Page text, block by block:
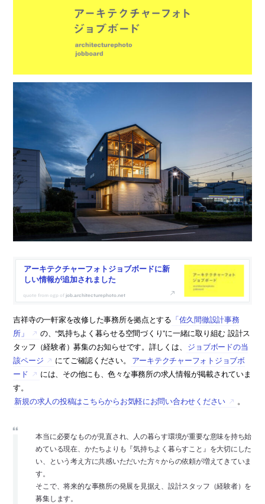
アーキテクチャーフォトジョブボードに新
しい情報が追加されました
job.architecturephoto.net
吉祥寺の一軒家を改修した事務所を拠点とする 「佐久間徹設計事務
所」
の、“気持ちよく暮らせる空間づくり”に一緒に取り組む 設計ス
タッフ（経験者）募集のお知らせです。詳しくは、
ジョブボードの当
該ページ
にてご確認ください。
アーキテクチャーフォトジョブボ
ード
には、その他にも、色々な事務所の求人情報が掲載されていま
す。
新規の求人の投稿はこちらからお気軽にお問い合わせください
。
本当に必要なものが見直され、人の暮らす環境が重要な意味を持ち始
めている現在、かたちよりも『気持ちよく暮らすこと』を大切にした
い、という考え方に共感いただいた方々からの依頼が増えてきていま
す。
そこで、将来的な事務所の発展を見据え、設計スタッフ（経験者）を
募集します。